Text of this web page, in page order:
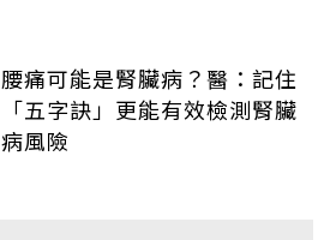
腰痛可能是腎臟病？醫：記住
「五字訣」更能有效檢測腎臟
病風險